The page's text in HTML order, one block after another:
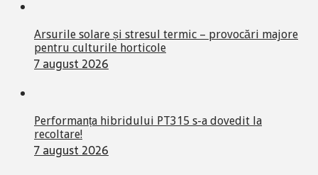
Arsurile solare și stresul termic – provocări majore
pentru culturile horticole
7 august 2026
Performanța hibridului PT315 s-a dovedit la
recoltare!
7 august 2026